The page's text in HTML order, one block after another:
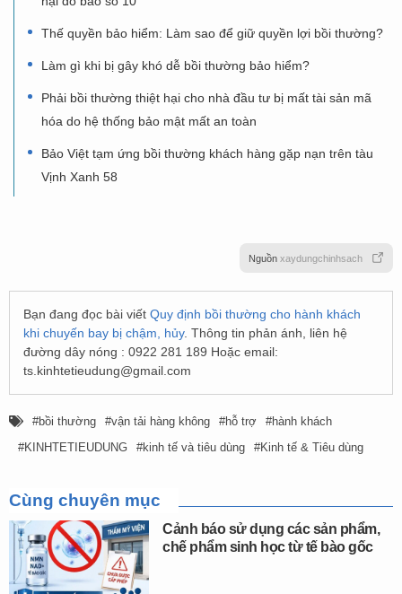
Thế quyền bảo hiểm: Làm sao để giữ quyền lợi bồi thường?
Làm gì khi bị gây khó dễ bồi thường bảo hiểm?
Phải bồi thường thiệt hại cho nhà đầu tư bị mất tài sản mã
hóa do hệ thống bảo mật mất an toàn
Bảo Việt tạm ứng bồi thường khách hàng gặp nạn trên tàu
Vịnh Xanh 58
Nguồn xaydungchinhsach
Bạn đang đọc bài viết Quy định bồi thường cho hành khách
khi chuyến bay bị chậm, hủy. Thông tin phản ánh, liên hệ
đường dây nóng : 0922 281 189 Hoặc email:
ts.kinhtetieudung@gmail.com
bồi thường vận tải hàng không hỗ trợ
hành khách
KINHTETIEUDUNG
kinh tế và tiêu dùng Kinh tế & Tiêu dùng
Cùng chuyên mục
Cảnh báo sử dụng các sản phẩm,
chế phẩm sinh học từ tế bào gốc